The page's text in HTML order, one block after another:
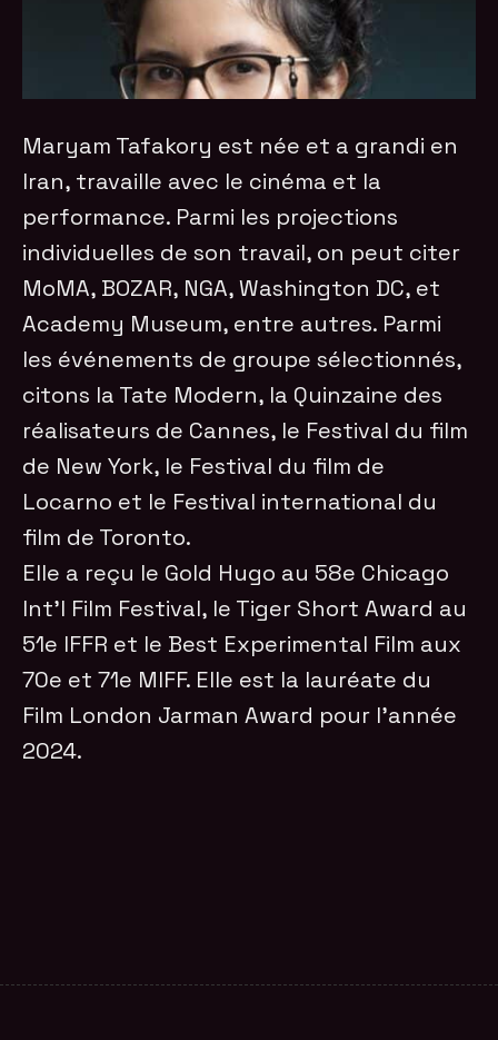
Maryam Tafakory est née et a grandi en
Iran, travaille avec le cinéma et la
performance. Parmi les projections
individuelles de son travail, on peut citer
MoMA, BOZAR, NGA, Washington DC, et
Academy Museum, entre autres. Parmi
les événements de groupe sélectionnés,
citons la Tate Modern, la Quinzaine des
réalisateurs de Cannes, le Festival du film
de New York, le Festival du film de
Locarno et le Festival international du
film de Toronto.
Elle a reçu le Gold Hugo au 58e Chicago
Int’l Film Festival, le Tiger Short Award au
51e IFFR et le Best Experimental Film aux
70e et 71e MIFF. Elle est la lauréate du
Film London Jarman Award pour l’année
2024.